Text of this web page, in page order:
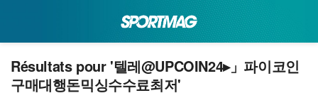
Résultats pour '텔레@UPCOIN24▸」파이코인
구매대행돈믹싱수수료최저'